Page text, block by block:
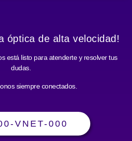
óptica de alta velocidad!
está listo para atenderte y resolver tus
dudas.
siempre conectados.
VNET-000